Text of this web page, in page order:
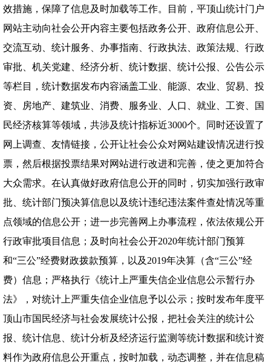
效措施，保障了信息及时加载等工作。目前，平顶山统计门户
网站主动向社会公开内容主要包括政务公开、政府信息公开、
交流互动、统计服务、办事指南、行政执法、政策法规、行政
审批、机关党建、经济分析、统计数据、统计公报、公告公示
等栏目，统计数据发布内容涵盖工业、能源、农业、贸易、投
资、房地产、建筑业、消费、服务业、人口、就业、工资、国
民经济核算等领域，共涉及统计指标近3000个。同时还设置了
网上调查、友情链接，公开让社会公众对网站建设情况进行投
票，然后根据投票结果对网站进行改进和完善，使之更加符合
大众需求。在认真做好政府信息公开的同时，切实加强行政审
批、统计部门预决算信息以及统计违纪违法案件查处情况等重
点领域的信息公开；进一步完善网上办事流程，依法依规公开
行政审批项目信息；及时向社会公开2020年统计部门预算
和“三公”经费财政拨款预算，以及2019年决算（含“三公”经
费）信息；严格执行《统计上严重失信企业信息公示暂行办
法》，对统计上严重失信企业信息予以公示；按时发布年度平
顶山市国民经济与社会发展统计公报，把社会关注的统计公
报、统计信息、统计分析及经济运行监测等统计数据和统计资
料作为政府信息公开重点，按时加载，动态调整，并在信息稿